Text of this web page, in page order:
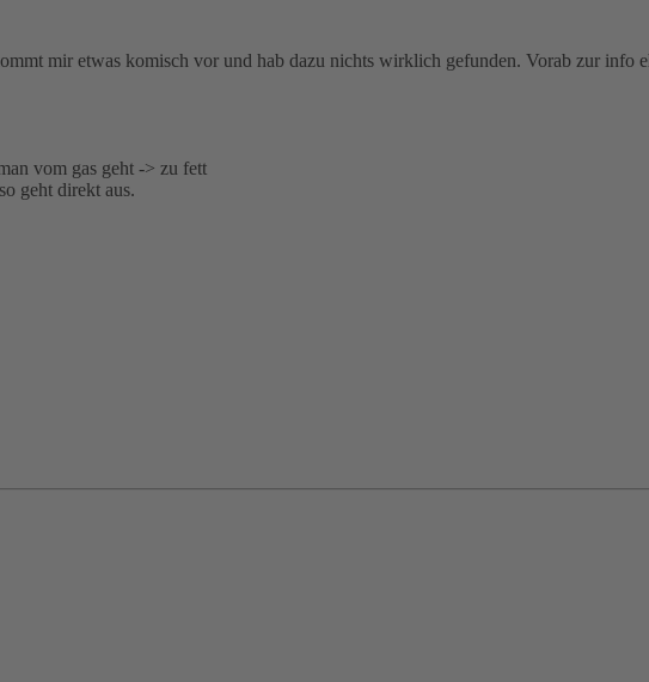
mir etwas komisch vor und hab dazu nichts wirklich gefunden. Vorab zur info
vom gas geht -> zu fett
geht direkt aus.